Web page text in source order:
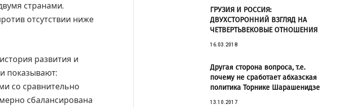
странами.
отсутствии ниже
развития и
показывают:
со сравнительно
сбалансирована
ГРУЗИЯ И РОССИЯ:
ДВУХСТОРОННИЙ ВЗГЛЯД НА
ЧЕТВЕРТЬВЕКОВЫЕ ОТНОШЕНИЯ
16.03.2018
Другая сторона вопроса, т.е.
почему не сработает абхазская
политика Торнике Шарашенидзе
13.10.2017